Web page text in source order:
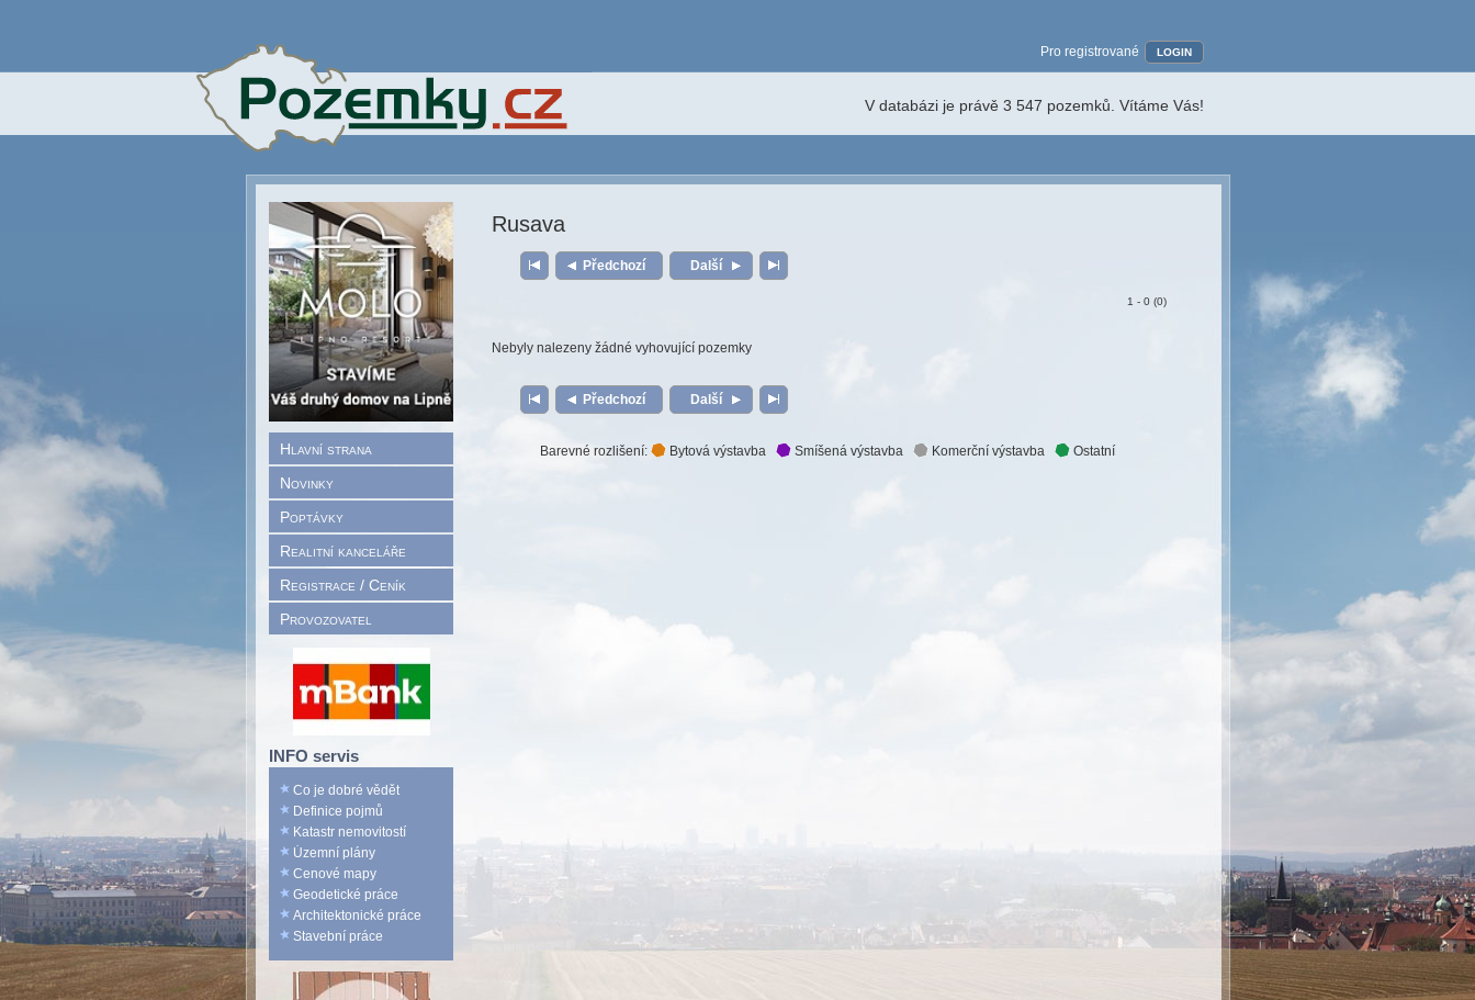
Hlavní strana
Novinky
Poptávky
Realitní kanceláře
Registrace / Ceník
Provozovatel
INFO servis
Co je dobré vědět
Definice pojmů
Katastr nemovitostí
Územní plány
Cenové mapy
Geodetické práce
Architektonické práce
Stavební práce
Pro registrované LOGIN
V databázi je právě 3 547 pozemků. Vítáme Vás!
Rusava
Předchozí Další
1 - 0 (0)
Nebyly nalezeny žádné vyhovující pozemky
Předchozí Další
Barevné rozlišení: Bytová výstavba Smíšená výstavba Komerční výstavba Ostatní